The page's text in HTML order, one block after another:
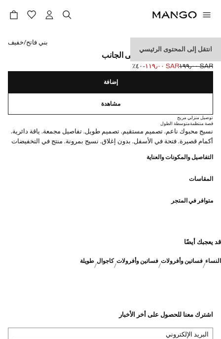
انتقل إلى المحتوى الرئيسي
فستان بتفاصيل مجمعة على الجانب
السعر الأول محذوف [SAR ١٩٩٫٠٠ ]
SAR ١٩٩٫٠٠
السعر الحالي [SAR ١١٩٫٠٠ ]SAR ١١٩٫٠٠ ؜-٤٠٪؜
حدد اللون
بني فاتح/خفيف
إضافة
مشاهدة
توصيل منزلي مريح
قصة منتظمةمتوسطة الطول
نسيج محبوك ناعم. تصميم مستقيم. تصميم طويل. تفاصيل مجمعة. ياقة دائرية.
أكمام قصيرة. فتحة في الأسفل. بدون إغلاق. نسيج بمرونة. منتج في التخفيضات
التفاصيل والمكونات والعناية
المقاسات
متوافر في المتجر
قد يعجبك أيضًا
النساء فساتين وأفرولات فساتين وأفرولات كاجوال طويلة
اشترك معنا للحصول على أخر الأخبار
البريد الإلكتروني